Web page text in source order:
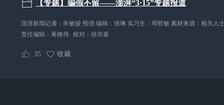
【专题】骗假不留——澎湃“3·15”专题报道
澎湃新闻记者：朱敏骏 熊强 编辑：张琳 实习生：邓哲敏 素材来源：相关人
责任编辑： 蒋格伟 校对： 徐亦嘉
35 收藏